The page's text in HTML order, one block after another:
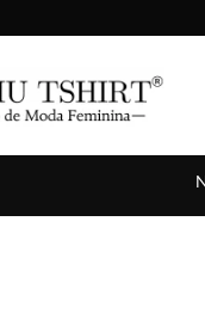
Atacado com Preço